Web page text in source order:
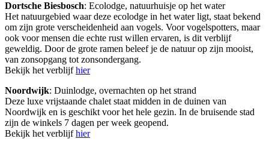
Dortsche Biesbosch: Ecolodge, natuurhuisje op het water
Het natuurgebied waar deze ecolodge in het water ligt, staat bekend
om zijn grote verscheidenheid aan vogels. Voor vogelspotters, maar
ook voor mensen die echte rust willen ervaren, is dit verblijf
geweldig. Door de grote ramen beleef je de natuur op zijn mooist,
van zonsopgang tot zonsondergang.
Bekijk het verblijfhier
Noordwijk: Duinlodge, overnachten op het strand
Deze luxe vrijstaande chalet staat midden in de duinen van
Noordwijk en is geschikt voor het hele gezin. In de bruisende stad
zijn de winkels 7 dagen per week geopend.
Bekijk het verblijfhier